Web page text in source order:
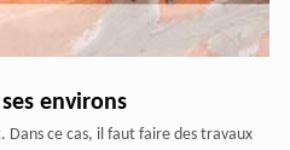
environs
ce cas, il faut faire des travaux